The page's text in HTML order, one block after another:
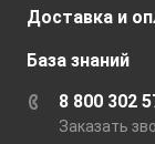
Доставка и
База знаний
8 800 302
Заказать